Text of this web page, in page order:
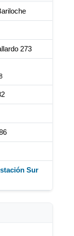
273
Sur